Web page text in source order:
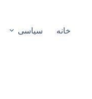
خانه سیاسی